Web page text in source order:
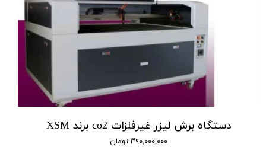
دستگاه برش لیزر غیرفلزات co2 برند XSM
۳۹۰,۰۰۰,۰۰۰ تومان